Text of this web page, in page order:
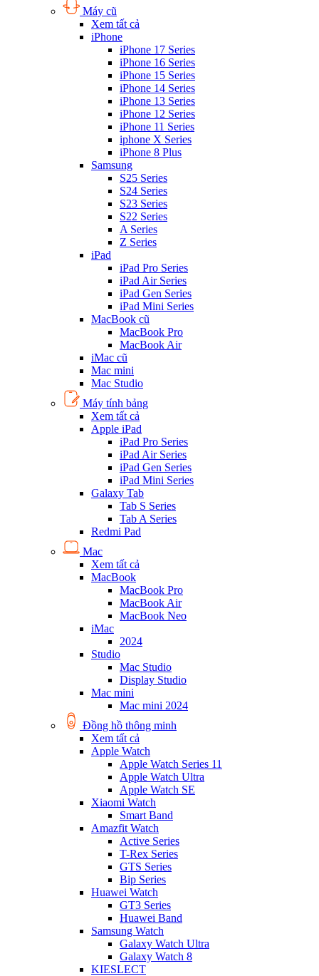
Máy cũ
Xem tất cả
iPhone
iPhone 17 Series
iPhone 16 Series
iPhone 15 Series
iPhone 14 Series
iPhone 13 Series
iPhone 12 Series
iPhone 11 Series
iphone X Series
iPhone 8 Plus
Samsung
S25 Series
S24 Series
S23 Series
S22 Series
A Series
Z Series
iPad
iPad Pro Series
iPad Air Series
iPad Gen Series
iPad Mini Series
MacBook cũ
MacBook Pro
MacBook Air
iMac cũ
Mac mini
Mac Studio
Máy tính bảng
Xem tất cả
Apple iPad
iPad Pro Series
iPad Air Series
iPad Gen Series
iPad Mini Series
Galaxy Tab
Tab S Series
Tab A Series
Redmi Pad
Mac
Xem tất cả
MacBook
MacBook Pro
MacBook Air
MacBook Neo
iMac
2024
Studio
Mac Studio
Display Studio
Mac mini
Mac mini 2024
Đồng hồ thông minh
Xem tất cả
Apple Watch
Apple Watch Series 11
Apple Watch Ultra
Apple Watch SE
Xiaomi Watch
Smart Band
Amazfit Watch
Active Series
T-Rex Series
GTS Series
Bip Series
Huawei Watch
GT3 Series
Huawei Band
Samsung Watch
Galaxy Watch Ultra
Galaxy Watch 8
KIESLECT